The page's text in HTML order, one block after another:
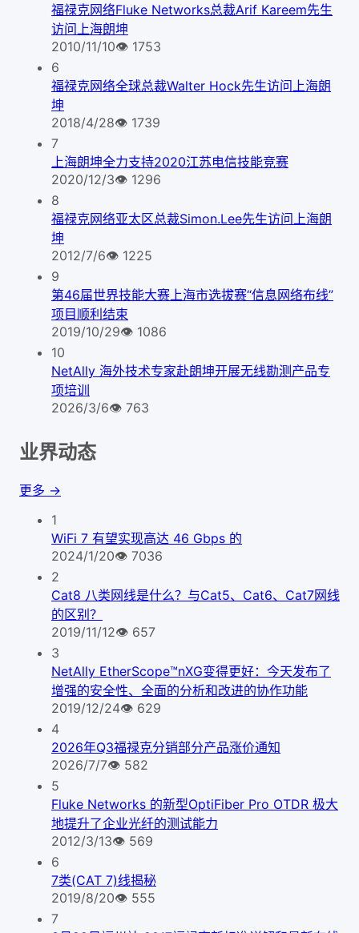
福禄克网络Fluke Networks总裁Arif Kareem先生
访问上海朗坤
2010/11/10👁 1753
6
福禄克网络全球总裁Walter Hock先生访问上海朗
坤
2018/4/28👁 1739
7
上海朗坤全力支持2020江苏电信技能竞赛
2020/12/3👁 1296
8
福禄克网络亚太区总裁Simon.Lee先生访问上海朗
坤
2012/7/6👁 1225
9
第46届世界技能大赛上海市选拔赛“信息网络布线”
项目顺利结束
2019/10/29👁 1086
10
NetAlly 海外技术专家赴朗坤开展无线勘测产品专
项培训
2026/3/6👁 763
业界动态
更多 →
1
WiFi 7 有望实现高达 46 Gbps 的
2024/1/20👁 7036
2
Cat8 八类网线是什么？与Cat5、Cat6、Cat7网线
的区别？
2019/11/12👁 657
3
NetAlly EtherScope™nXG变得更好：今天发布了
增强的安全性、全面的分析和改进的协作功能
2019/12/24👁 629
4
2026年Q3福禄克分销部分产品涨价通知
2026/7/7👁 582
5
Fluke Networks 的新型OptiFiber Pro OTDR 极大
地提升了企业光纤的测试能力
2012/3/13👁 569
6
7类(CAT 7)线揭秘
2019/8/20👁 555
7